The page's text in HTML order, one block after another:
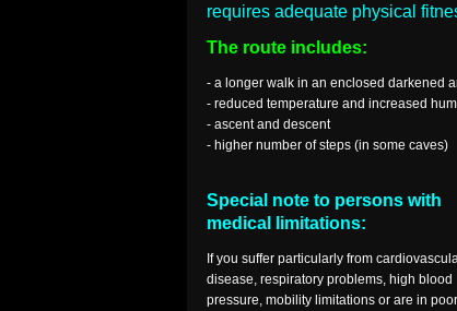
requires adequate physical
The route includes:
- a longer walk in an enclosed darkened
- reduced temperature and increased
- ascent and descent
- higher number of steps (in some caves)
Special note to persons with
medical limitations:
If you suffer particularly from
disease, respiratory problems, high blood
pressure, mobility limitations or are in poor